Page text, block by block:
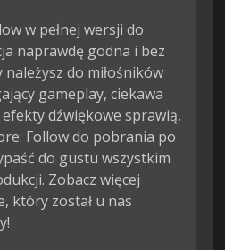
w pełnej wersji do
naprawdę godna i bez
do miłośników
gameplay, ciekawa
dźwiękowe sprawią,
Follow do pobrania po
do gustu wszystkim
Zobacz więcej
który został u nas